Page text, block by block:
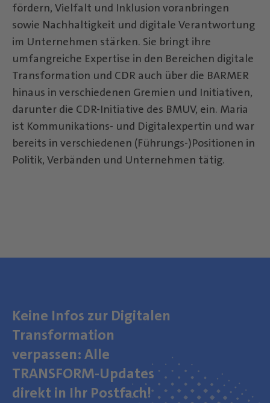
fördern, Vielfalt und Inklusion voranbringen
sowie Nachhaltigkeit und digitale Verantwortung
im Unternehmen stärken. Sie bringt ihre
umfangreiche Expertise in den Bereichen digitale
Transformation und CDR auch über die BARMER
hinaus in verschiedenen Gremien und Initiativen,
darunter die CDR-Initiative des BMUV, ein. Maria
ist Kommunikations- und Digitalexpertin und war
bereits in verschiedenen (Führungs-)Positionen in
Politik, Verbänden und Unternehmen tätig.
Keine Infos zur Digitalen
Transformation
verpassen: Alle
TRANSFORM-Updates
direkt in Ihr Postfach!